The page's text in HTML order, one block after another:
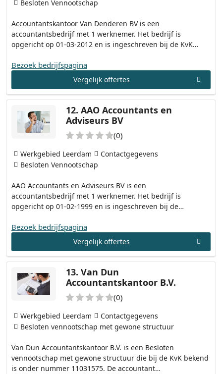
Accountantskantoor Van Denderen BV is een
accountantsbedrijf met 1 werknemer. Het bedrijf is
opgericht op 01-03-2012 en is ingeschreven bij de KvK…
Besloten Vennootschap
Bezoek bedrijfspagina
Vergelijk offertes
12. AAO Accountants en
Adviseurs BV
(0)
AAO Accountants en Adviseurs BV is een
accountantsbedrijf met 1 werknemer. Het bedrijf is
opgericht op 01-02-1999 en is ingeschreven bij de…
Werkgebied Leerdam
Contactgegevens
Besloten Vennootschap
Bezoek bedrijfspagina
Vergelijk offertes
13. Van Dun
Accountantskantoor B.V.
(0)
Van Dun Accountantskantoor B.V. is een Besloten
vennootschap met gewone structuur die bij de KvK bekend
is onder nummer 11031575. De accountant…
Werkgebied Leerdam
Contactgegevens
Besloten vennootschap met gewone structuur